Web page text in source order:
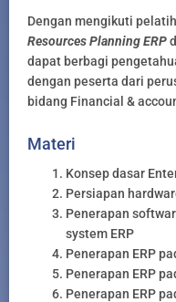
Dengan mengikuti
Resources Planning ERP
dapat berbagi
dengan peserta dari
bidang Financial &
Materi
Konsep dasar
Persiapan
Penerapan
system ERP
Penerapan ERP
Penerapan ERP
Penerapan ERP